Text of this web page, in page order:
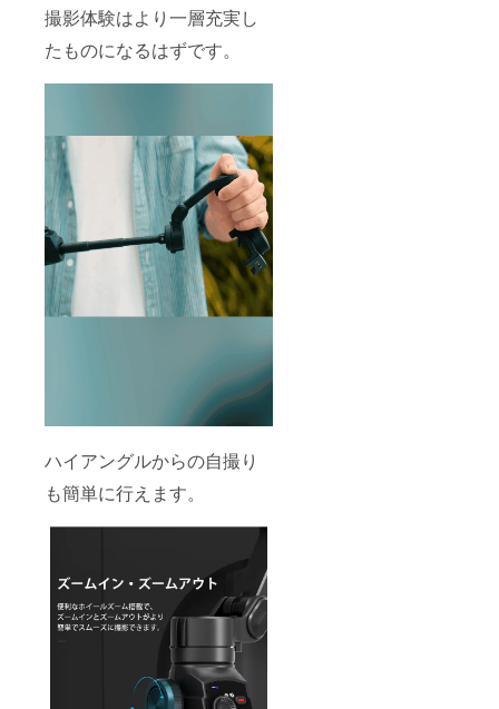
撮影体験はより一層充実し
たものになるはずです。
ハイアングルからの自撮り
も簡単に行えます。